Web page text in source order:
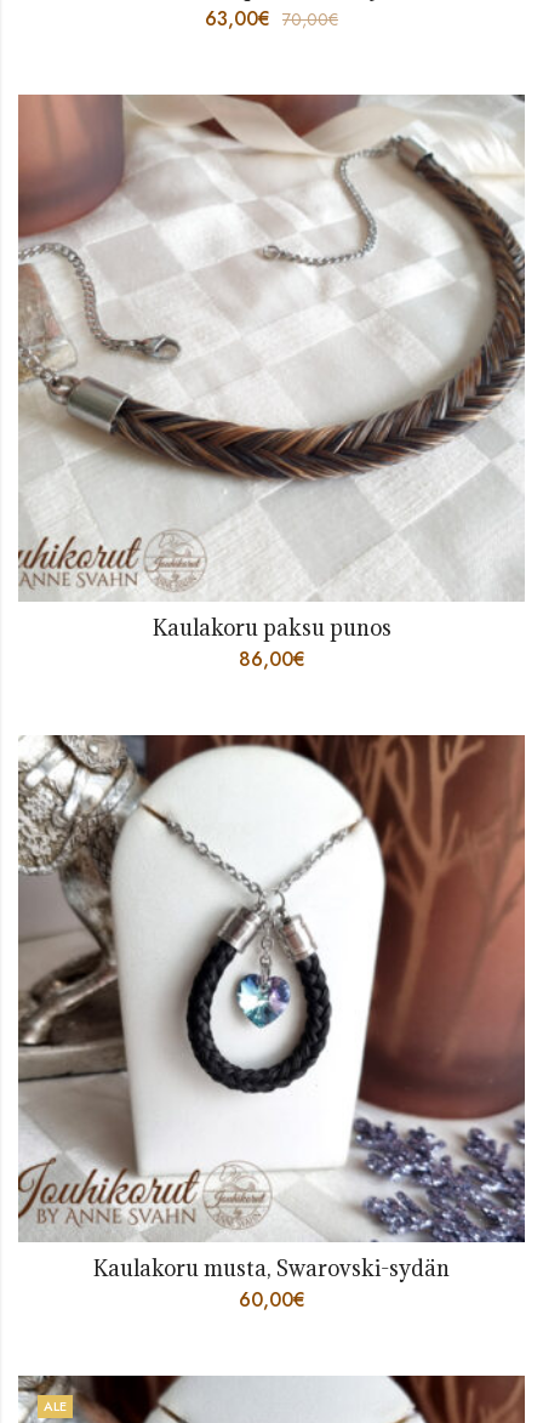
63,00€ 70,00€
Kaulakoru paksu punos
86,00€
Kaulakoru musta, Swarovski-sydän
60,00€
ALE